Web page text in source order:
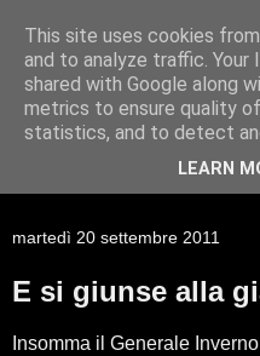
Racconti di
Giessista
martedì 20 settembre 2011
E si giunse alla
Insomma il Generale
This site uses cookies
and to analyze traffic. Your
shared with Google along
metrics to ensure quality
statistics, and to detect
LEARN